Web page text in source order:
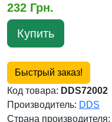
232 Грн.
Купить
Быстрый заказ!
Код товара: DDS72002
Производитель: DDS
Страна производителя: